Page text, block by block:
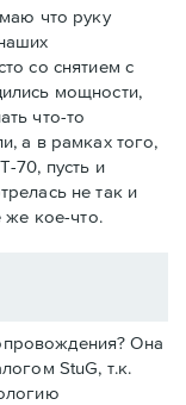
что руку
со снятием с
мощности,
что-то
а в рамках того,
70, пусть и
не так и
же кое-что.
Она
StuG, т.к.